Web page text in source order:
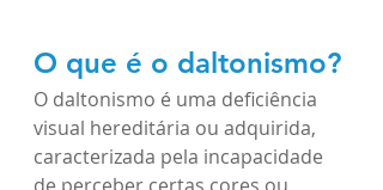
O que é o daltonismo?
O daltonismo é uma deficiência
visual hereditária ou adquirida,
caracterizada pela incapacidade